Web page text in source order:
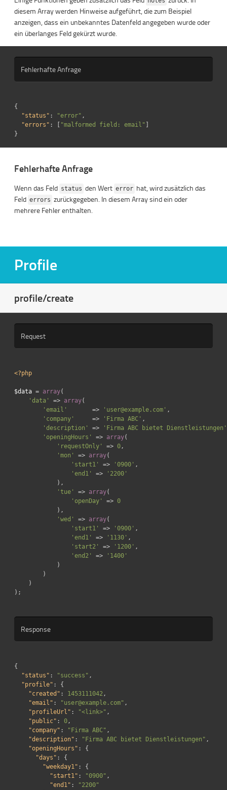
diesem Array werden Hinweise aufgeführt, die zum Beispiel
anzeigen, dass ein unbekanntes Datenfeld angegeben wurde oder
ein überlanges Feld gekürzt wurde.
Fehlerhafte Anfrage
{
"status" : "error" ,
"errors" : "malformed field: email"
}
Fehlerhafte Anfrage
Wenn das Feld status den Wert error hat, wird zusätzlich das
Feld errors zurückgegeben. In diesem Array sind ein oder
mehrere Fehler enthalten.
Profile
profile/create
Request
<?php
$data = array(
'data'
=> array(
'email'
=> 'user@example.com' ,
'company'
=> 'Firma ABC' ,
'description'
=>
'Firma ABC bietet Dienstleistungen'
'openingHours'
=> array(
'requestOnly'
=> 0,
'mon'
=> array(
'start1'
=> '0900' ,
'end1'
=>
'2200'
),
'tue'
=> array(
'openDay'
=> 0
),
'wed'
=> array(
'start1'
=> '0900' ,
'end1'
=> '1130' ,
'start2'
=> '1200' ,
'end2'
=>
'1400'
)
)
)
);
Response
{
"status" : "success" ,
"profile" :
{
"created" : 1453111042 ,
"email" : "user@example.com" ,
"profileUrl" : "<link>" ,
"public" : 0,
"company" : "Firma ABC" ,
"description" : "Firma ABC bietet Dienstleistungen" ,
"openingHours" :
{
"days" :
{
"weekday1" :
{
"start1" : "0900" ,
"end1" :
"2200"